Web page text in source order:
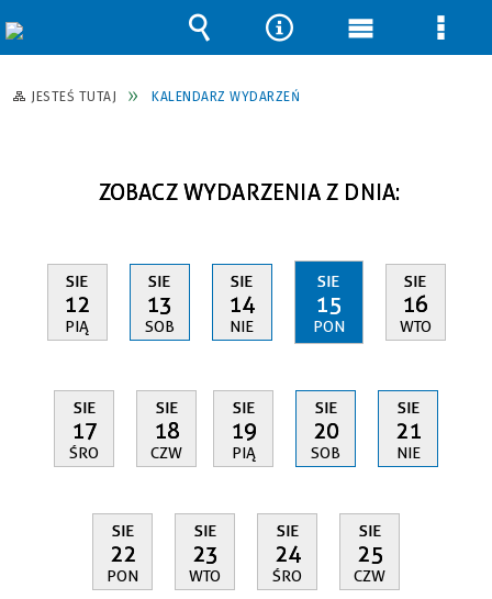
JESTEŚ TUTAJ KALENDARZ WYDARZEŃ
ZOBACZ WYDARZENIA Z DNIA:
SIE
12
PIĄ
SIE
13
SOB
SIE
14
NIE
SIE
15
PON
SIE
16
WTO
SIE
17
ŚRO
SIE
18
CZW
SIE
19
PIĄ
SIE
20
SOB
SIE
21
NIE
SIE
22
PON
SIE
23
WTO
SIE
24
ŚRO
SIE
25
CZW
Wyszukiwarka
Narzędzia
Menu Menu